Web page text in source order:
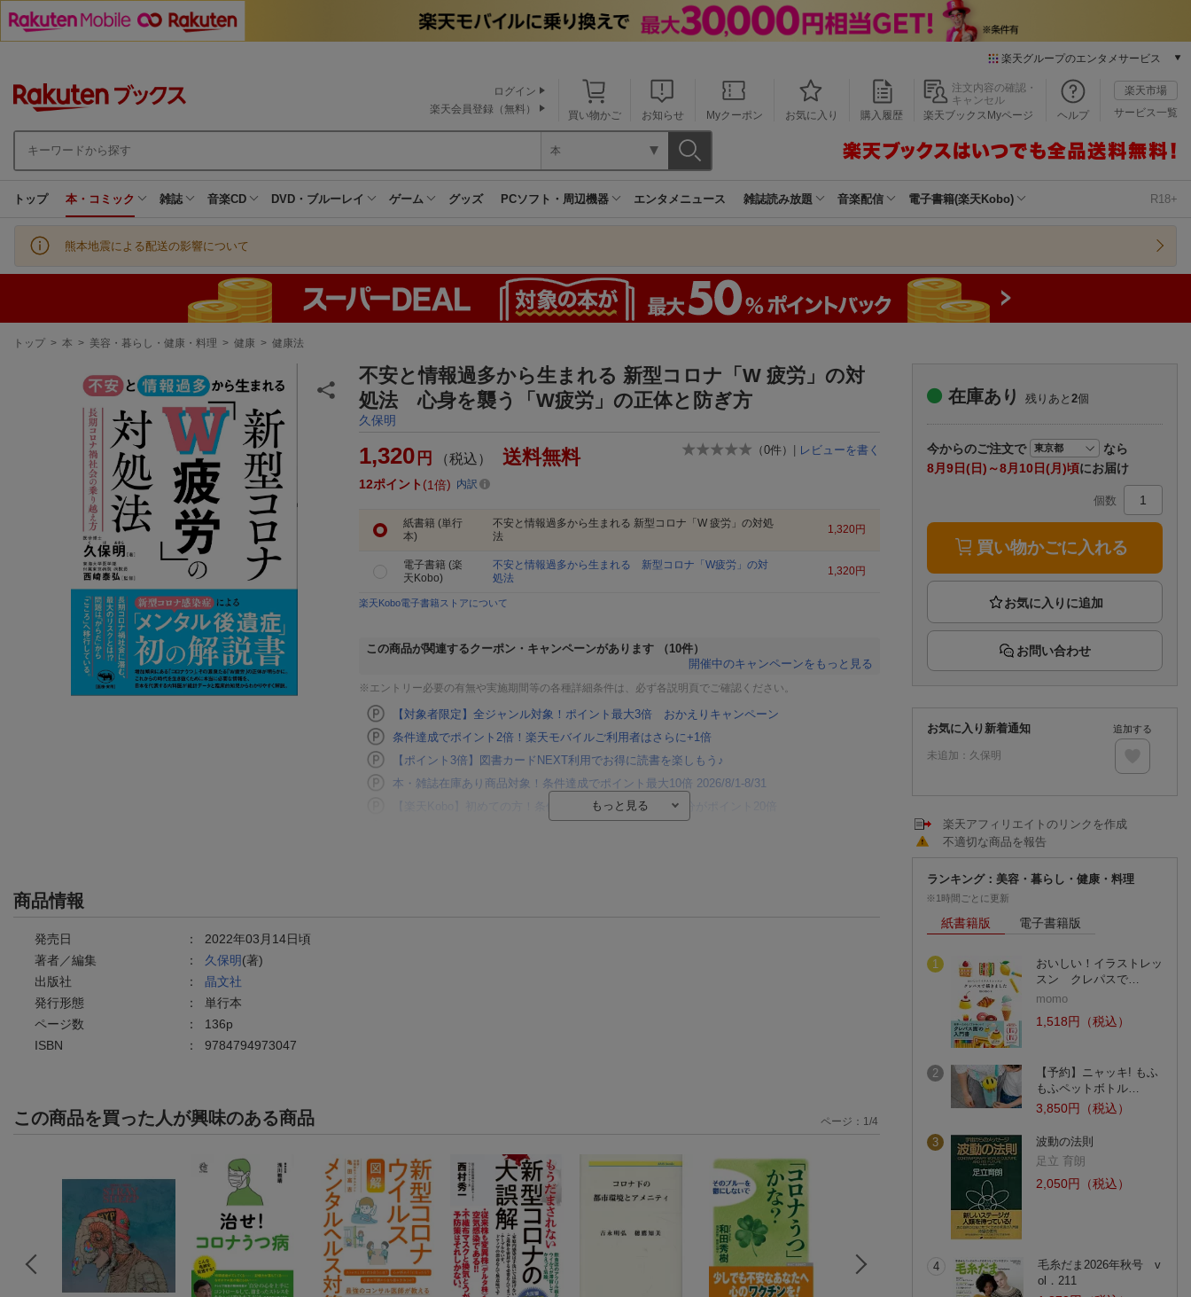
楽天グループのエンタメサービス
本/ゲーム/CD/DVD
楽天ブックス
楽天Kobo
楽天チケット
エンタメニュース
推し楽
買い物かご お知らせ Myクーポン お気に入り 購入履歴
注文内容の確認・
キャンセル
楽天ブックスMyページ
ヘルプ
楽天市場
サービス一覧
ログイン
楽天会員登録（無料）
本
トップ 本・コミック 雑誌 音楽CD DVD・ブルーレイ ゲーム グッズ PCソフト・周辺機器 エンタメニュース 雑誌読み放題 音楽配信 電子書籍(楽天Kobo) R18+
熊本地震による配送の影響について
現
トップ > 本 > 美容・暮らし・健康・料理 > 健康 > 健康法
不安と情報過多から生まれる 新型コロナ「W 疲労」の対
処法 心身を襲う「W疲労」の正体と防ぎ方
久保明
（0件） | レビューを書く
1,320 円 （税込） 送料無料
12ポイント 1倍 内訳
紙書籍 (単行
本)
不安と情報過多から生まれる 新型コロナ「W 疲労」の対処
法
1,320円
電子書籍 (楽
天Kobo)
不安と情報過多から生まれる 新型コロナ「W疲労」の対
処法
1,320円
楽天Kobo電子書籍ストアについて
この商品が関連するクーポン・キャンペーンがあります
（10件）
開催中のキャンペーンをもっと見る
※エントリー必要の有無や実施期間等の各種詳細条件は、必ず各説明頁でご確認ください。
【対象者限定】全ジャンル対象！ポイント最大3倍 おかえりキャンペーン
条件達成でポイント2倍！楽天モバイルご利用者はさらに+1倍
【ポイント3倍】図書カードNEXT利用でお得に読書を楽しもう♪
本・雑誌在庫あり商品対象！条件達成でポイント最大10倍 2026/8/1-8/31
【楽天Kobo】初めての方！条件達成で楽天ブックス購入分がポイント20倍
商品情報
発売日 ： 2022年03月14日頃
著者／編集
： 久保明(著)
出版社
： 晶文社
発行形態
： 単行本
ページ数
： 136p
ISBN
： 9784794973047
この商品を買った人が興味のある商品 ページ： 1/4
在庫あり 残りあと 2個
今からのご注文で
なら
8月9日(日)～8月10日(月)頃にお届け
個数
買い物かごに入れる
お問い合わせ
お気に入り新着通知
未追加： 久保明
追加する
楽天アフィリエイトのリンクを作成
不適切な商品を報告
ランキング：美容・暮らし・健康・料理
※1時間ごとに更新
紙書籍版 電子書籍版
1
おいしい！イラストレッ
スン クレパスで…
momo
1,518円（税込）
2
【予約】ニャッキ! もふ
もふペットボトル…
3,850円（税込）
3
波動の法則
足立 育朗
2,050円（税込）
4
毛糸だま2026年秋号 v
ol．211